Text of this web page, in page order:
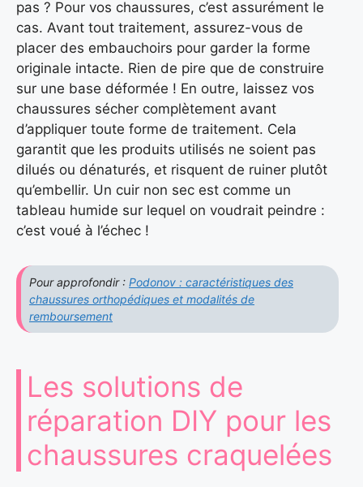
pas ? Pour vos chaussures, c’est assurément le
cas. Avant tout traitement, assurez-vous de
placer des embauchoirs pour garder la forme
originale intacte. Rien de pire que de construire
sur une base déformée ! En outre, laissez vos
chaussures sécher complètement avant
d’appliquer toute forme de traitement. Cela
garantit que les produits utilisés ne soient pas
dilués ou dénaturés, et risquent de ruiner plutôt
qu’embellir. Un cuir non sec est comme un
tableau humide sur lequel on voudrait peindre :
c’est voué à l’échec !
Pour approfondir : Podonov : caractéristiques des
chaussures orthopédiques et modalités de
remboursement
Les solutions de
réparation DIY pour les
chaussures craquelées